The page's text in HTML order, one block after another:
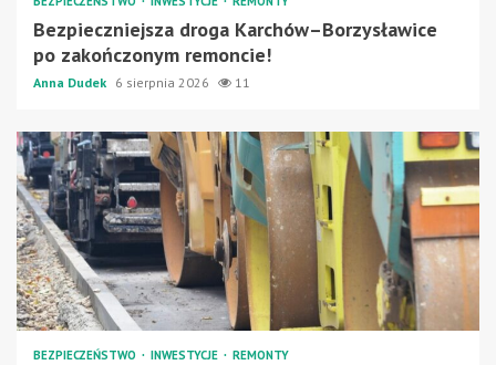
Bezpieczniejsza droga Karchów–Borzysławice
po zakończonym remoncie!
Anna Dudek 6 sierpnia 2026 11
BEZPIECZEŃSTWO INWESTYCJE REMONTY